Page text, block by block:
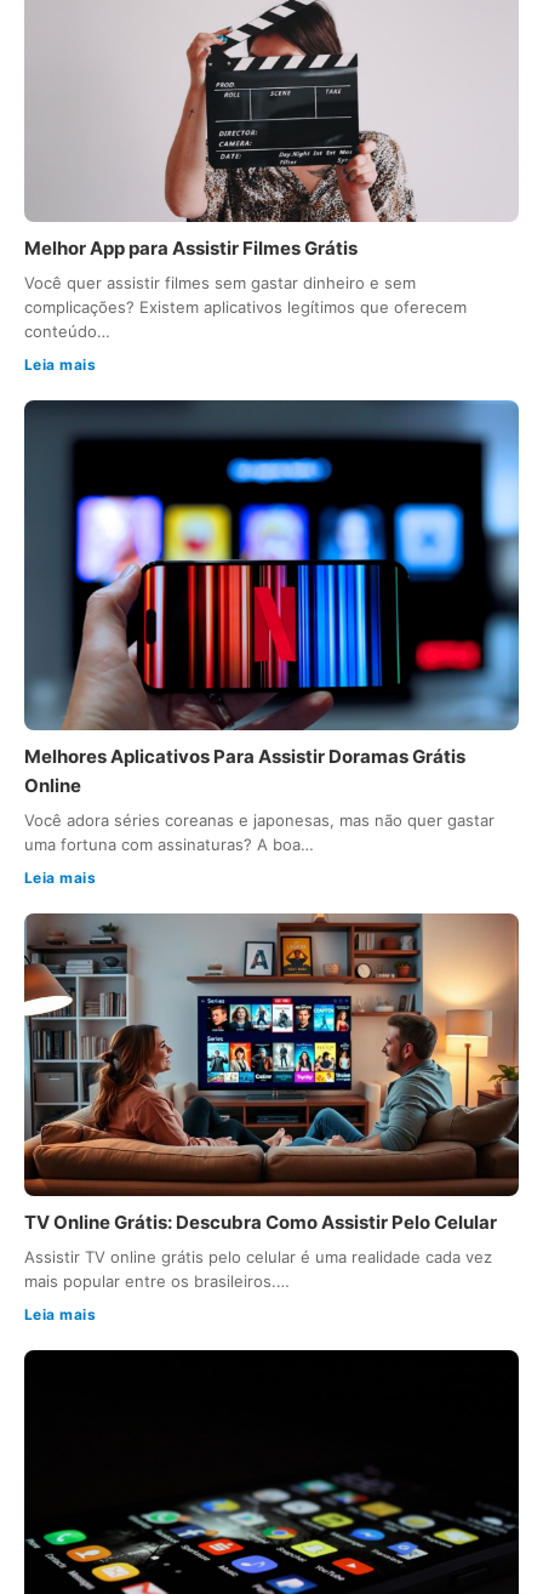
Melhor App para Assistir Filmes Grátis
Você quer assistir filmes sem gastar dinheiro e sem
complicações? Existem aplicativos legítimos que oferecem
conteúdo…
Leia mais
Melhores Aplicativos Para Assistir Doramas Grátis
Online
Você adora séries coreanas e japonesas, mas não quer gastar
uma fortuna com assinaturas? A boa…
Leia mais
TV Online Grátis: Descubra Como Assistir Pelo Celular
Assistir TV online grátis pelo celular é uma realidade cada vez
mais popular entre os brasileiros.…
Leia mais